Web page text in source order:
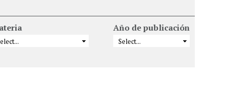
Año de publicación